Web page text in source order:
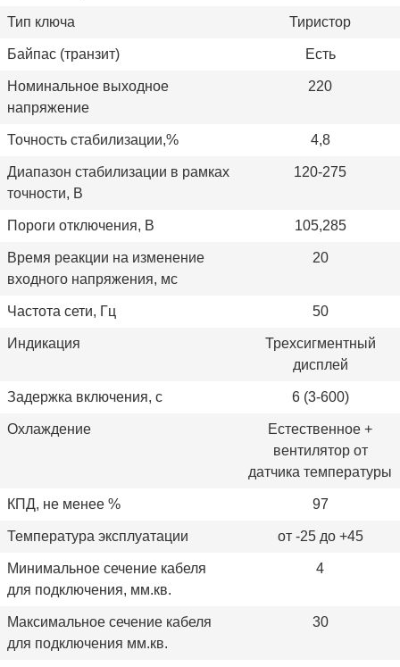
Тип ключа Тиристор
Байпас (транзит) Есть
Номинальное выходное
напряжение
220
Точность стабилизации,% 4,8
Диапазон стабилизации в рамках
точности, В
120-275
Пороги отключения, В 105,285
Время реакции на изменение
входного напряжения, мс
20
Частота сети, Гц 50
Индикация
Трехсигментный
дисплей
Задержка включения, с 6 (3-600)
Охлаждение
Естественное +
вентилятор от
датчика температуры
КПД, не менее % 97
Температура эксплуатации от -25 до +45
Минимальное сечение кабеля
для подключения, мм.кв.
4
Максимальное сечение кабеля
для подключения мм.кв.
30